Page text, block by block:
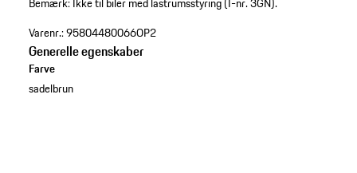
Varenr.:95804480066OP2
Generelle egenskaber
Farve
sadelbrun